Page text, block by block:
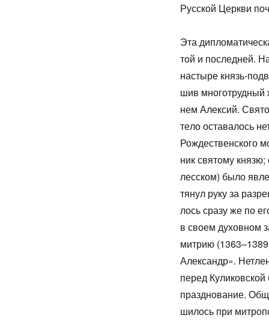
Рус­ской Церк­ви
Эта
той и по­след­ней.
на­сты­ре князь-
шив мно­го­труд­ный
нем Алек­сий.
те­ло оста­ва­лось
Рож­де­ствен­ско­го
ник свя­то­му
лес­ском) бы­ло
тя­нул ру­ку за
лось сра­зу же по
в сво­ем ду­хов­ном
мит­рию
Алек­сандр».
пе­ред
празд­но­ва­ние.
ши­лось при